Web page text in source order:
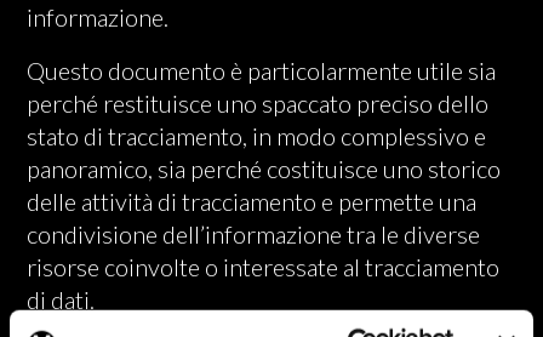
informazione.
Questo documento è particolarmente utile sia
perché restituisce uno spaccato preciso dello
stato di tracciamento, in modo complessivo e
panoramico, sia perché costituisce uno storico
delle attività di tracciamento e permette una
condivisione dell’informazione tra le diverse
risorse coinvolte o interessate al tracciamento
di dati.